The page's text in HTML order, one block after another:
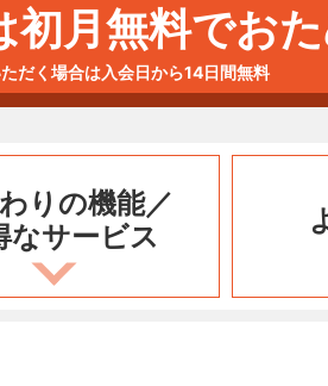
初月無料でお
だく場合は入会日から14日間無料
りの機能／
なサービス